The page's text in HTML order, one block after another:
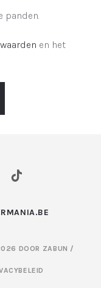
panden.
en het
DOOR ZABUN /